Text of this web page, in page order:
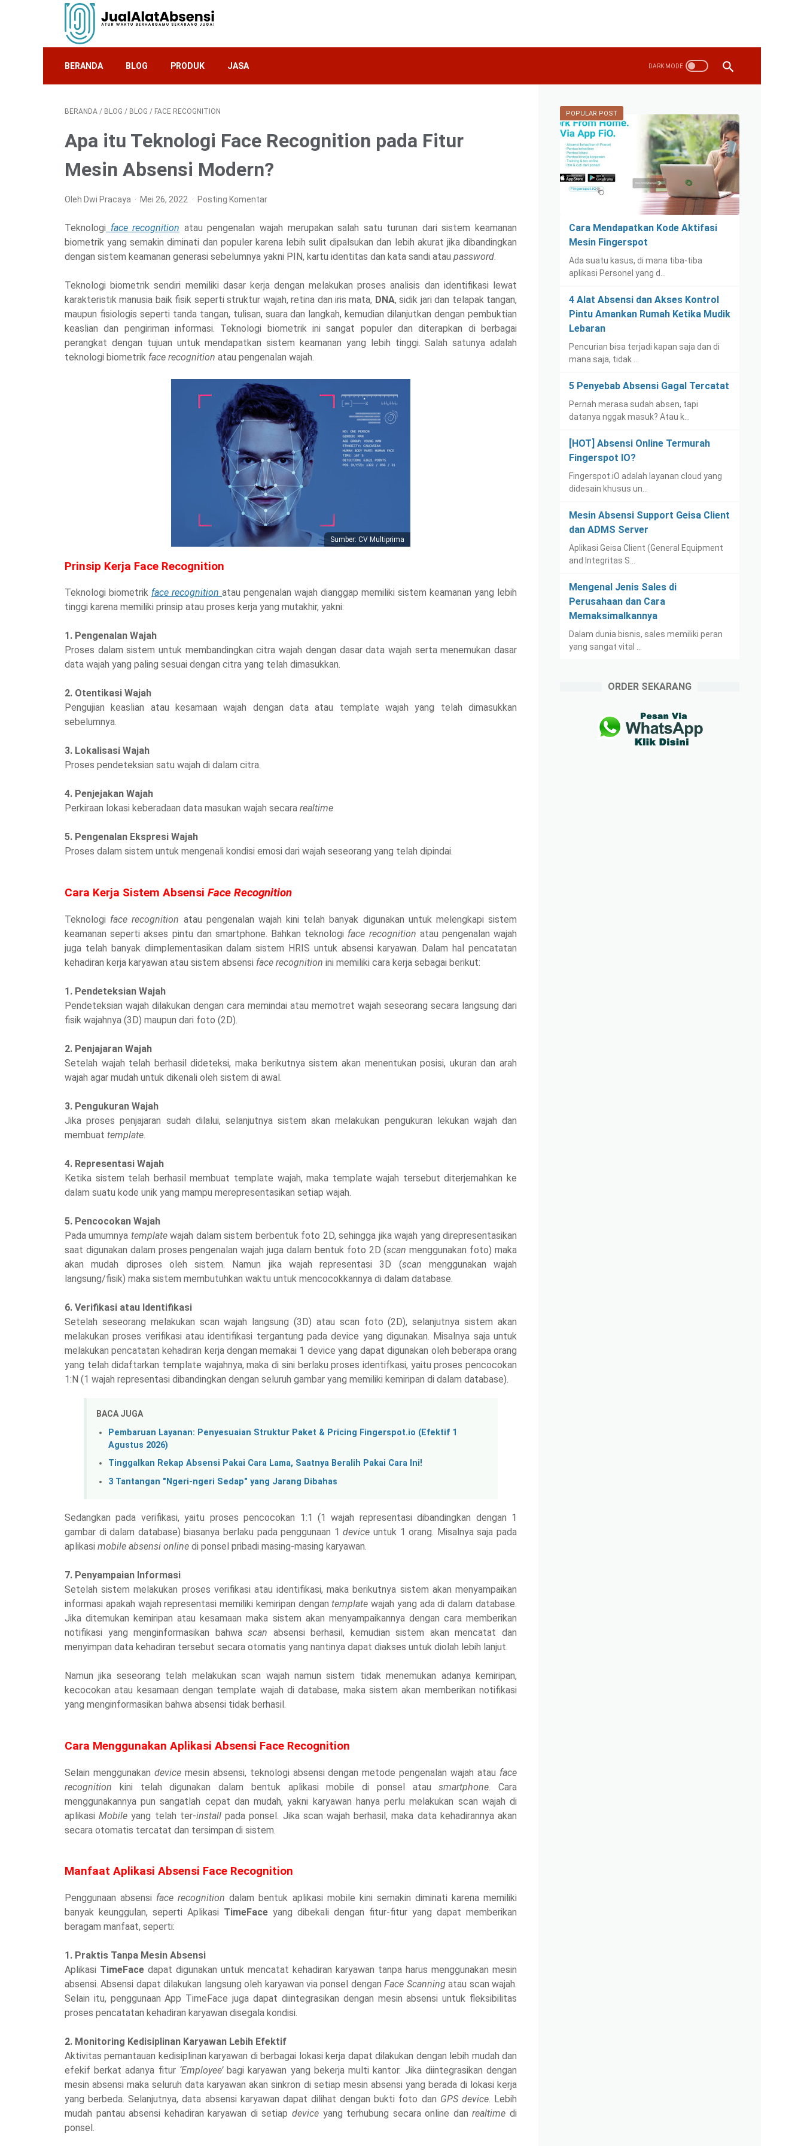
BERANDA BLOG PRODUK JASA
BERANDA / BLOG / BLOG / FACE RECOGNITION
Apa itu Teknologi Face Recognition pada Fitur
Mesin Absensi Modern?
Oleh Dwi Pracaya Mei 26, 2022 Posting Komentar
Teknologi face recognition atau pengenalan wajah merupakan salah satu turunan dari sistem keamanan
biometrik yang semakin diminati dan populer karena lebih sulit dipalsukan dan lebih akurat jika dibandingkan
dengan sistem keamanan generasi sebelumnya yakni PIN, kartu identitas dan kata sandi atau password.
Teknologi biometrik sendiri memiliki dasar kerja dengan melakukan proses analisis dan identifikasi lewat
karakteristik manusia baik fisik seperti struktur wajah, retina dan iris mata, DNA, sidik jari dan telapak tangan,
maupun fisiologis seperti tanda tangan, tulisan, suara dan langkah, kemudian dilanjutkan dengan pembuktian
keaslian dan pengiriman informasi. Teknologi biometrik ini sangat populer dan diterapkan di berbagai
perangkat dengan tujuan untuk mendapatkan sistem keamanan yang lebih tinggi. Salah satunya adalah
teknologi biometrik face recognition atau pengenalan wajah.
Sumber: CV Multiprima
Prinsip Kerja Face Recognition
Teknologi biometrik face recognition atau pengenalan wajah dianggap memiliki sistem keamanan yang lebih
tinggi karena memiliki prinsip atau proses kerja yang mutakhir, yakni:
1. Pengenalan Wajah
Proses dalam sistem untuk membandingkan citra wajah dengan dasar data wajah serta menemukan dasar
data wajah yang paling sesuai dengan citra yang telah dimasukkan.
2. Otentikasi Wajah
Pengujian keaslian atau kesamaan wajah dengan data atau template wajah yang telah dimasukkan
sebelumnya.
3. Lokalisasi Wajah
Proses pendeteksian satu wajah di dalam citra.
4. Penjejakan Wajah
Perkiraan lokasi keberadaan data masukan wajah secara realtime
5. Pengenalan Ekspresi Wajah
Proses dalam sistem untuk mengenali kondisi emosi dari wajah seseorang yang telah dipindai.
Cara Kerja Sistem Absensi Face Recognition
Teknologi face recognition atau pengenalan wajah kini telah banyak digunakan untuk melengkapi sistem
keamanan seperti akses pintu dan smartphone. Bahkan teknologi face recognition atau pengenalan wajah
juga telah banyak diimplementasikan dalam sistem HRIS untuk absensi karyawan. Dalam hal pencatatan
kehadiran kerja karyawan atau sistem absensi face recognition ini memiliki cara kerja sebagai berikut:
1. Pendeteksian Wajah
Pendeteksian wajah dilakukan dengan cara memindai atau memotret wajah seseorang secara langsung dari
fisik wajahnya (3D) maupun dari foto (2D).
2. Penjajaran Wajah
Setelah wajah telah berhasil dideteksi, maka berikutnya sistem akan menentukan posisi, ukuran dan arah
wajah agar mudah untuk dikenali oleh sistem di awal.
3. Pengukuran Wajah
Jika proses penjajaran sudah dilalui, selanjutnya sistem akan melakukan pengukuran lekukan wajah dan
membuat template.
4. Representasi Wajah
Ketika sistem telah berhasil membuat template wajah, maka template wajah tersebut diterjemahkan ke
dalam suatu kode unik yang mampu merepresentasikan setiap wajah.
5. Pencocokan Wajah
Pada umumnya templatewajah dalam sistem berbentuk foto 2D, sehingga jika wajah yang direpresentasikan
saat digunakan dalam proses pengenalan wajah juga dalam bentuk foto 2D (scan menggunakan foto) maka
akan mudah diproses oleh sistem. Namun jika wajah representasi 3D (scan menggunakan wajah
langsung/fisik) maka sistem membutuhkan waktu untuk mencocokkannya di dalam database.
6. Verifikasi atau Identifikasi
Setelah seseorang melakukan scan wajah langsung (3D) atau scan foto (2D), selanjutnya sistem akan
melakukan proses verifikasi atau identifikasi tergantung pada device yang digunakan. Misalnya saja untuk
melakukan pencatatan kehadiran kerja dengan memakai 1 device yang dapat digunakan oleh beberapa orang
yang telah didaftarkan template wajahnya, maka di sini berlaku proses identifkasi, yaitu proses pencocokan
1:N (1 wajah representasi dibandingkan dengan seluruh gambar yang memiliki kemiripan di dalam database).
BACA JUGA
Pembaruan Layanan: Penyesuaian Struktur Paket & Pricing Fingerspot.io (Efektif 1
Agustus 2026)
Tinggalkan Rekap Absensi Pakai Cara Lama, Saatnya Beralih Pakai Cara Ini!
3 Tantangan "Ngeri-ngeri Sedap" yang Jarang Dibahas
Sedangkan pada verifikasi, yaitu proses pencocokan 1:1 (1 wajah representasi dibandingkan dengan 1
gambar di dalam database) biasanya berlaku pada penggunaan 1deviceuntuk 1 orang. Misalnya saja pada
aplikasi mobile absensi online di ponsel pribadi masing-masing karyawan.
7. Penyampaian Informasi
Setelah sistem melakukan proses verifikasi atau identifikasi, maka berikutnya sistem akan menyampaikan
informasi apakah wajah representasi memiliki kemiripan dengantemplatewajah yang ada di dalam database.
Jika ditemukan kemiripan atau kesamaan maka sistem akan menyampaikannya dengan cara memberikan
notifikasi yang menginformasikan bahwascan absensi berhasil, kemudian sistem akan mencatat dan
menyimpan data kehadiran tersebut secara otomatis yang nantinya dapat diakses untuk diolah lebih lanjut.
Namun jika seseorang telah melakukan scan wajah namun sistem tidak menemukan adanya kemiripan,
kecocokan atau kesamaan dengan template wajah di database, maka sistem akan memberikan notifikasi
yang menginformasikan bahwa absensi tidak berhasil.
Cara Menggunakan Aplikasi Absensi Face Recognition
Selain menggunakan device mesin absensi, teknologi absensi dengan metode pengenalan wajah atau face
recognition kini telah digunakan dalam bentuk aplikasi mobile di ponsel atausmartphone . Cara
menggunakannya pun sangatlah cepat dan mudah, yakni karyawan hanya perlu melakukan scan wajah di
aplikasiMobileyang telah ter-installpada ponsel. Jika scan wajah berhasil, maka data kehadirannya akan
secara otomatis tercatat dan tersimpan di sistem.
Manfaat Aplikasi Absensi Face Recognition
Penggunaan absensi face recognition dalam bentuk aplikasi mobile kini semakin diminati karena memiliki
banyak keunggulan, seperti Aplikasi TimeFace yang dibekali dengan fitur-fitur yang dapat memberikan
beragam manfaat, seperti:
1. Praktis Tanpa Mesin Absensi
Aplikasi TimeFace dapat digunakan untuk mencatat kehadiran karyawan tanpa harus menggunakan mesin
absensi. Absensi dapat dilakukan langsung oleh karyawan via ponsel denganFace Scanningatau scan wajah.
Selain itu, penggunaan App TimeFace juga dapat diintegrasikan dengan mesin absensi untuk fleksibilitas
proses pencatatan kehadiran karyawan disegala kondisi.
2. Monitoring Kedisiplinan Karyawan Lebih Efektif
Aktivitas pemantauan kedisiplinan karyawan di berbagai lokasi kerja dapat dilakukan dengan lebih mudah dan
efekif berkat adanya fitur ‘Employee’bagi karyawan yang bekerja multi kantor. Jika diintegrasikan dengan
mesin absensi maka seluruh data karyawan akan sinkron di setiap mesin absensi yang berada di lokasi kerja
yang berbeda. Selanjutnya, data absensi karyawan dapat dilihat dengan bukti foto dan GPS device. Lebih
mudah pantau absensi kehadiran karyawan di setiap device yang terhubung secara online danrealtimedi
ponsel.
POPULAR POST
Cara Mendapatkan Kode Aktifasi
Mesin Fingerspot
Ada suatu kasus, di mana tiba-tiba
aplikasi Personel yang d…
4 Alat Absensi dan Akses Kontrol
Pintu Amankan Rumah Ketika Mudik
Lebaran
Pencurian bisa terjadi kapan saja dan di
mana saja, tidak …
5 Penyebab Absensi Gagal Tercatat
Pernah merasa sudah absen, tapi
datanya nggak masuk? Atau k…
[HOT] Absensi Online Termurah
Fingerspot IO?
Fingerspot.iO adalah layanan cloud yang
didesain khusus un…
Mesin Absensi Support Geisa Client
dan ADMS Server
Aplikasi Geisa Client (General Equipment
and Integritas S…
Mengenal Jenis Sales di
Perusahaan dan Cara
Memaksimalkannya
Dalam dunia bisnis, sales memiliki peran
yang sangat vital …
ORDER SEKARANG